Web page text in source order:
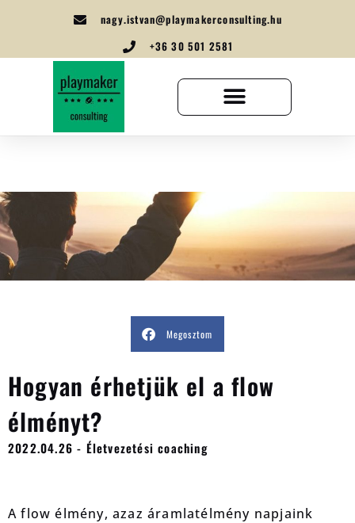
+36 30 501 2581
nagy.istvan@playmakerconsulting.hu
Hogyan érhetjük el a flow
élményt?
Megosztom
2022.04.26 - Életvezetési coaching
A flow élmény, azaz áramlatélmény napjaink